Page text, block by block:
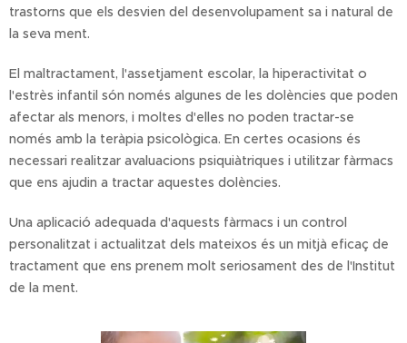
trastorns que els desvien del desenvolupament sa i natural de
la seva ment.
El maltractament, l'assetjament escolar, la hiperactivitat o
l'estrès infantil són només algunes de les dolències que poden
afectar als menors, i moltes d'elles no poden tractar-se
només amb la teràpia psicològica. En certes ocasions és
necessari realitzar avaluacions psiquiàtriques i utilitzar fàrmacs
que ens ajudin a tractar aquestes dolències.
Una aplicació adequada d'aquests fàrmacs i un control
personalitzat i actualitzat dels mateixos és un mitjà eficaç de
tractament que ens prenem molt seriosament des de l'Institut
de la ment.